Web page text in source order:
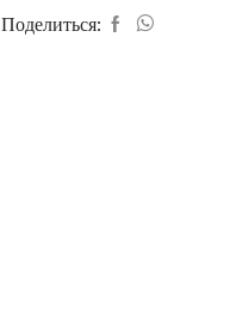
Поделиться: